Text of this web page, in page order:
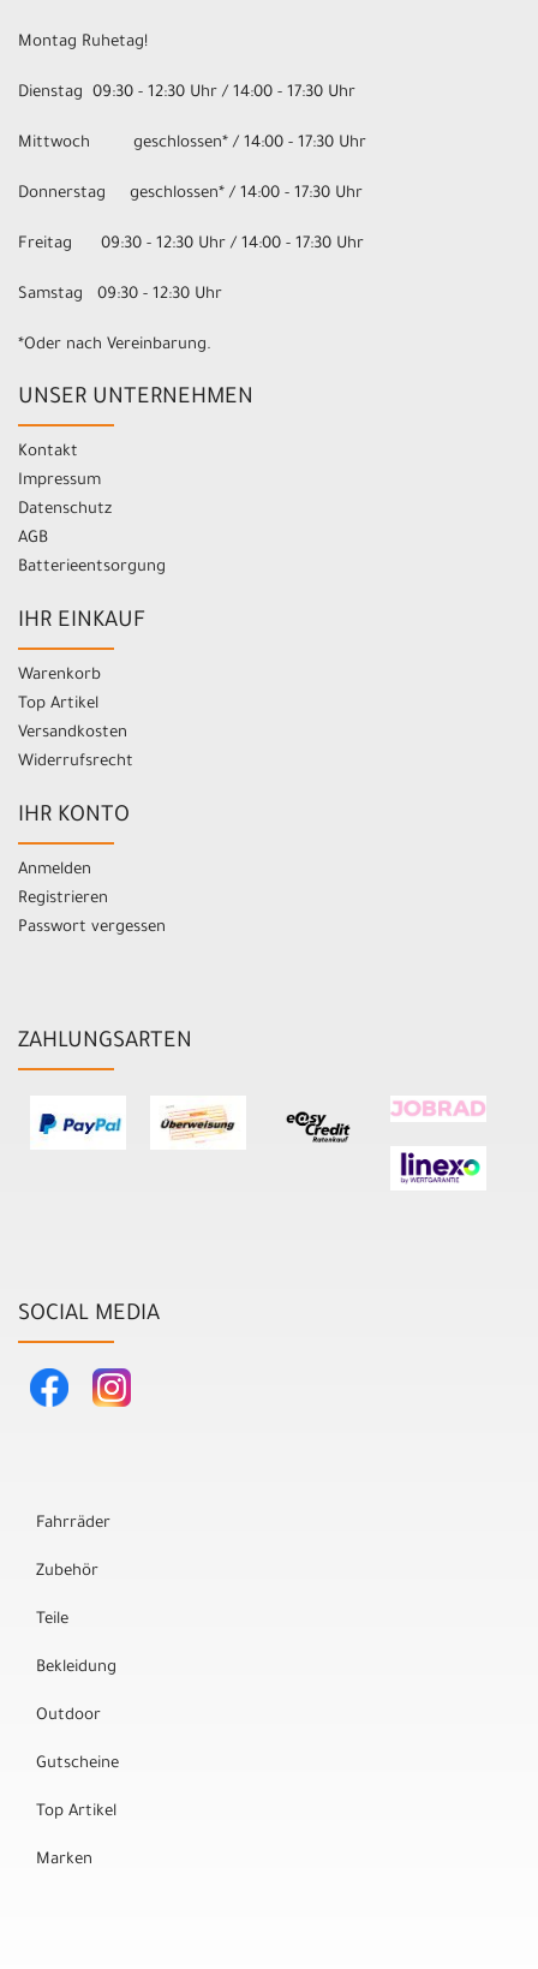
Montag Ruhetag!
Dienstag 09:30 - 12:30 Uhr / 14:00 - 17:30 Uhr
Mittwoch geschlossen* / 14:00 - 17:30 Uhr
Donnerstag geschlossen* / 14:00 - 17:30 Uhr
Freitag 09:30 - 12:30 Uhr / 14:00 - 17:30 Uhr
Samstag 09:30 - 12:30 Uhr
*Oder nach Vereinbarung.
UNSER UNTERNEHMEN
Kontakt
Impressum
Datenschutz
AGB
Batterieentsorgung
IHR EINKAUF
Warenkorb
Top Artikel
Versandkosten
Widerrufsrecht
IHR KONTO
Anmelden
Registrieren
Passwort vergessen
ZAHLUNGSARTEN
SOCIAL MEDIA
Fahrräder
Zubehör
Teile
Bekleidung
Outdoor
Gutscheine
Top Artikel
Marken